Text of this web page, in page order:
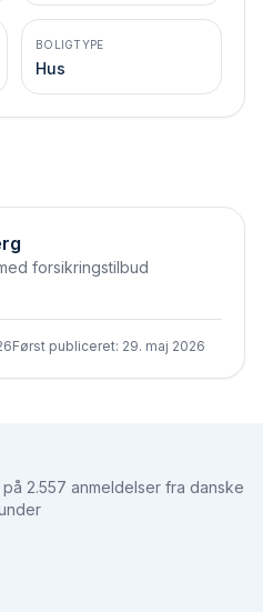
BOLIGTYPE
Hus
forsikringstilbud
Først publiceret: 29. maj 2026
2.557 anmeldelser fra danske